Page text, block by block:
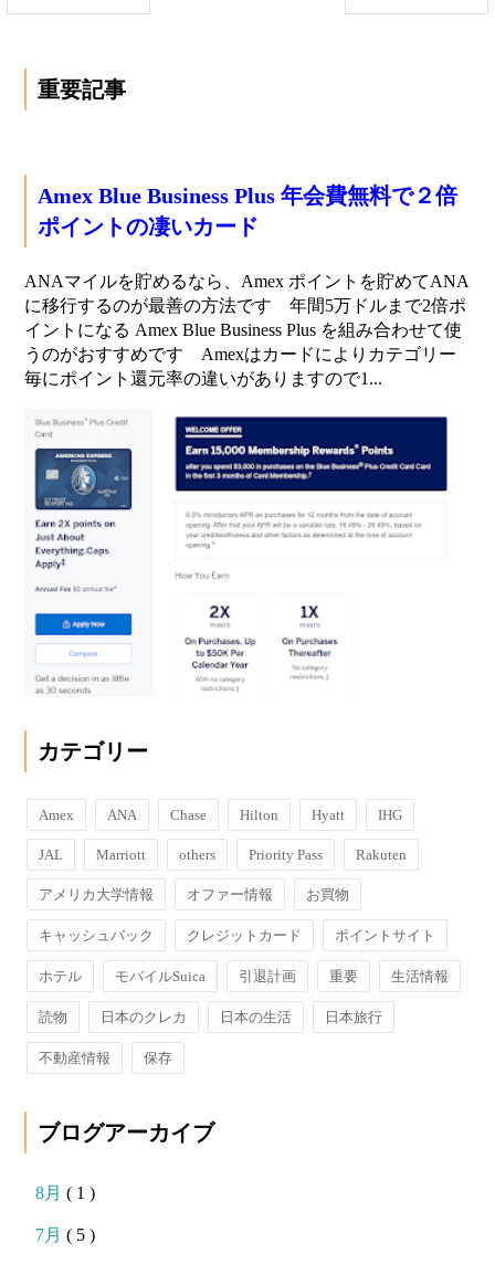
重要記事
Amex Blue Business Plus 年会費無料で２倍
ポイントの凄いカード
ANAマイルを貯めるなら、Amex ポイントを貯めてANA
に移行するのが最善の方法です 年間5万ドルまで2倍ポ
イントになる Amex Blue Business Plus を組み合わせて使
うのがおすすめです Amexはカードによりカテゴリー
毎にポイント還元率の違いがありますので1...
カテゴリー
Amex ANA Chase Hilton Hyatt IHG
JAL Marriott others Priority Pass Rakuten
アメリカ大学情報 オファー情報 お買物
キャッシュバック クレジットカード ポイントサイト
ホテル モバイルSuica 引退計画 重要 生活情報
読物 日本のクレカ 日本の生活 日本旅行
不動産情報 保存
ブログアーカイブ
8月( 1 )
7月( 5 )